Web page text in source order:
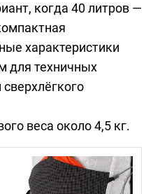
когда 40 литров —
характеристики
для техничных
веса около 4,5 кг.